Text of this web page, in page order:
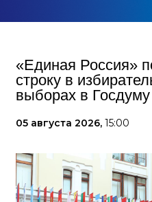
«Единая Россия»
строку в
выборах в Госдуму
05 августа 2026, 15:00